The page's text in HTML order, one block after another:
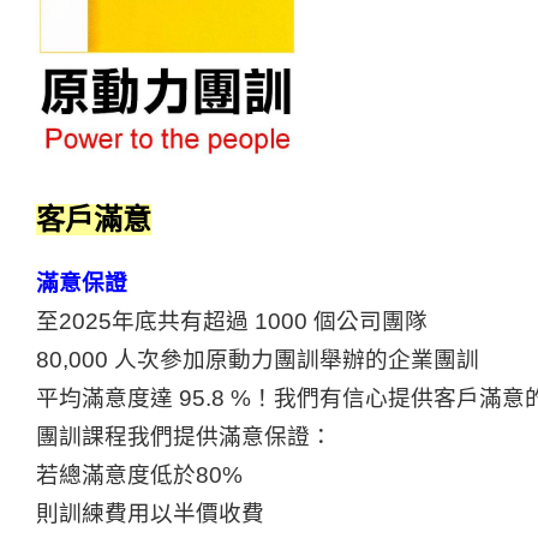
客戶滿意
滿意保證
至2025年底共有超過 1000 個公司團隊
80,000 人次參加原動力團訓舉辦的企業團訓
平均滿意度達 95.8 %！我們有信心提供客戶滿意
團訓課程我們提供滿意保證：
若總滿意度低於80%
則訓練費用以半價收費